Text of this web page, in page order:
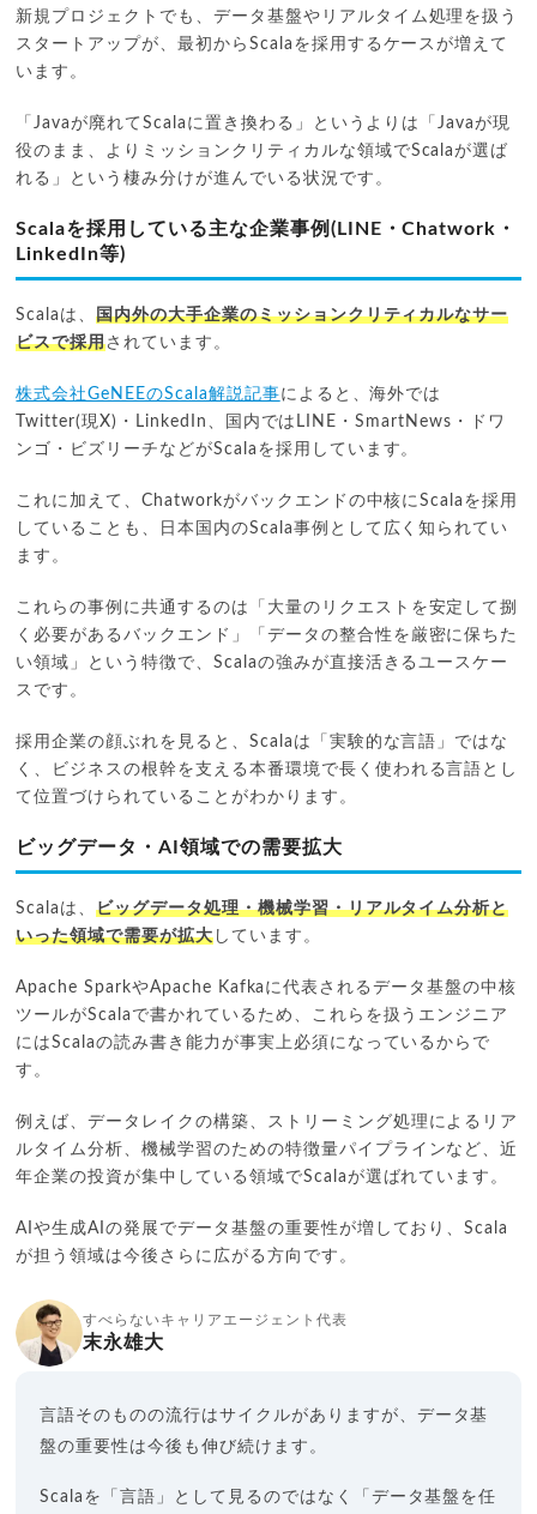
新規プロジェクトでも、データ基盤やリアルタイム処理を扱う
スタートアップが、最初からScalaを採用するケースが増えて
います。
「Javaが廃れてScalaに置き換わる」というよりは「Javaが現
役のまま、よりミッションクリティカルな領域でScalaが選ば
れる」という棲み分けが進んでいる状況です。
Scalaを採用している主な企業事例(LINE・Chatwork・
LinkedIn等)
Scalaは、国内外の大手企業のミッションクリティカルなサー
ビスで採用されています。
株式会社GeNEEのScala解説記事によると、海外では
Twitter(現X)・LinkedIn、国内ではLINE・SmartNews・ドワ
ンゴ・ビズリーチなどがScalaを採用しています。
これに加えて、Chatworkがバックエンドの中核にScalaを採用
していることも、日本国内のScala事例として広く知られてい
ます。
これらの事例に共通するのは「大量のリクエストを安定して捌
く必要があるバックエンド」「データの整合性を厳密に保ちた
い領域」という特徴で、Scalaの強みが直接活きるユースケー
スです。
採用企業の顔ぶれを見ると、Scalaは「実験的な言語」ではな
く、ビジネスの根幹を支える本番環境で長く使われる言語とし
て位置づけられていることがわかります。
ビッグデータ・AI領域での需要拡大
Scalaは、ビッグデータ処理・機械学習・リアルタイム分析と
いった領域で需要が拡大 しています。
Apache SparkやApache Kafkaに代表されるデータ基盤の中核
ツールがScalaで書かれているため、これらを扱うエンジニア
にはScalaの読み書き能力が事実上必須になっているからで
す。
例えば、データレイクの構築、ストリーミング処理によるリア
ルタイム分析、機械学習のための特徴量パイプラインなど、近
年企業の投資が集中している領域でScalaが選ばれています。
AIや生成AIの発展でデータ基盤の重要性が増しており、Scala
が担う領域は今後さらに広がる方向です。
すべらないキャリアエージェント代表
末永雄大
言語そのものの流行はサイクルがありますが、データ基
盤の重要性は今後も伸び続けます。
Scalaを「言語」として見るのではなく「データ基盤を任